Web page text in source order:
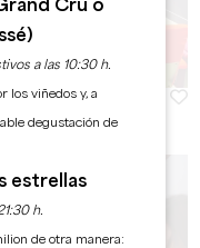
Cru o
a las 10:30 h.
los viñedos y, a
degustación de
estrellas
h.
de otra manera: